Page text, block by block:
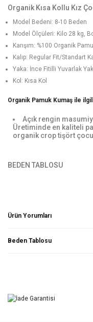
Organik Kısa Kollu Kız
Model Bedeni: 8-10 Beden
Model Ölçüleri: Kilo 28 kg,
Karışım: %100 Organik
Kalıp: Regular Fit/Standart
Yaka: İnce Fitilli Yuvarlak
Kol: Kısa Kol
Organik Pamuk Kumaş ile
Açık rengin
Üretiminde en kaliteli
organik crop tişört
BEDEN TABLOSU
Ürün Yorumları
Beden Tablosu